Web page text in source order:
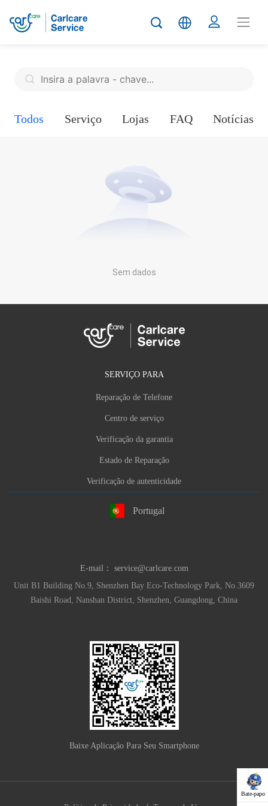
Todos Serviço Lojas FAQ Notícias
Sem dados
Bate-papo
SERVIÇO PARA
Reparação de Telefone
Centro de serviço
Verificação da garantia
Estado de Reparação
Verificação de autenticidade
Portugal
E-mail： service@carlcare.com
Unit B1 Building No.9, Shenzhen Bay Eco-Technology Park, No.3609
Baishi Road, Nanshan District, Shenzhen, Guangdong, China
Baixe Aplicação Para Seu Smartphone